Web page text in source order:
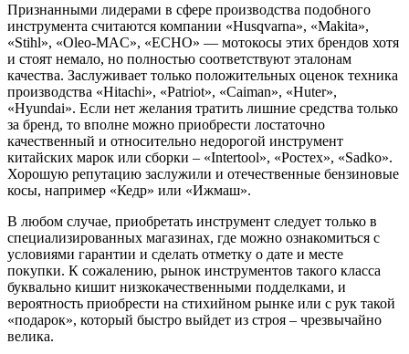
Признанными лидерами в сфере производства подобного
инструмента считаются компании «Husqvarna», «Makita»,
«Stihl», «Oleo-MAC», «ECHO» — мотокосы этих брендов хотя
и стоят немало, но полностью соответствуют эталонам
качества. Заслуживает только положительных оценок техника
производства «Hitachi», «Patriot», «Caiman», «Huter»,
«Hyundai». Если нет желания тратить лишние средства только
за бренд, то вполне можно приобрести лостаточно
качественный и относительно недорогой инструмент
китайских марок или сборки – «Intertool», «Ростех», «Sadko».
Хорошую репутацию заслужили и отечественные бензиновые
косы, например «Кедр» или «Ижмаш».
В любом случае, приобретать инструмент следует только в
специализированных магазинах, где можно ознакомиться с
условиями гарантии и сделать отметку о дате и месте
покупки. К сожалению, рынок инструментов такого класса
буквально кишит низкокачественными подделками, и
вероятность приобрести на стихийном рынке или с рук такой
«подарок», который быстро выйдет из строя – чрезвычайно
велика.